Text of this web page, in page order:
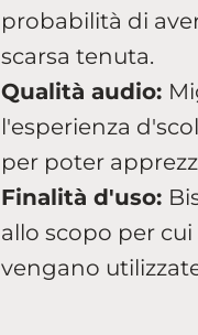
probabilità di
scarsa tenuta.
Qualità audio:
l'esperienza
per poter
Finalità d'uso:
allo scopo per
vengano